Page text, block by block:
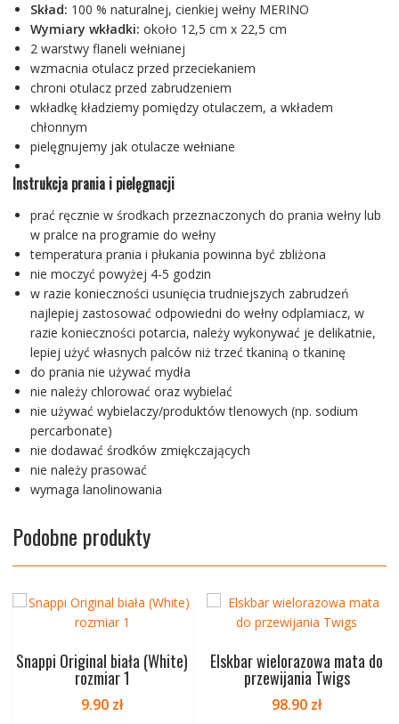
Skład: 100 % naturalnej, cienkiej wełny MERINO
Wymiary wkładki: około 12,5 cm x 22,5 cm
2 warstwy flaneli wełnianej
wzmacnia otulacz przed przeciekaniem
chroni otulacz przed zabrudzeniem
wkładkę kładziemy pomiędzy otulaczem, a wkładem
chłonnym
pielęgnujemy jak otulacze wełniane
Instrukcja prania i pielęgnacji
prać ręcznie w środkach przeznaczonych do prania wełny lub
w pralce na programie do wełny
temperatura prania i płukania powinna być zbliżona
nie moczyć powyżej 4-5 godzin
w razie konieczności usunięcia trudniejszych zabrudzeń
najlepiej zastosować odpowiedni do wełny odplamiacz, w
razie konieczności potarcia, należy wykonywać je delikatnie,
lepiej użyć własnych palców niż trzeć tkaniną o tkaninę
do prania nie używać mydła
nie należy chlorować oraz wybielać
nie używać wybielaczy/produktów tlenowych (np. sodium
percarbonate)
nie dodawać środków zmiękczających
nie należy prasować
wymaga lanolinowania
Podobne produkty
Snappi Original biała (White)
rozmiar 1
9.90 zł
Elskbar wielorazowa mata do
przewijania Twigs
98.90 zł